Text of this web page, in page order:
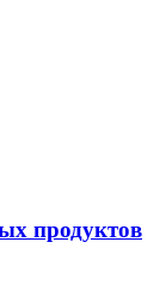
продуктов